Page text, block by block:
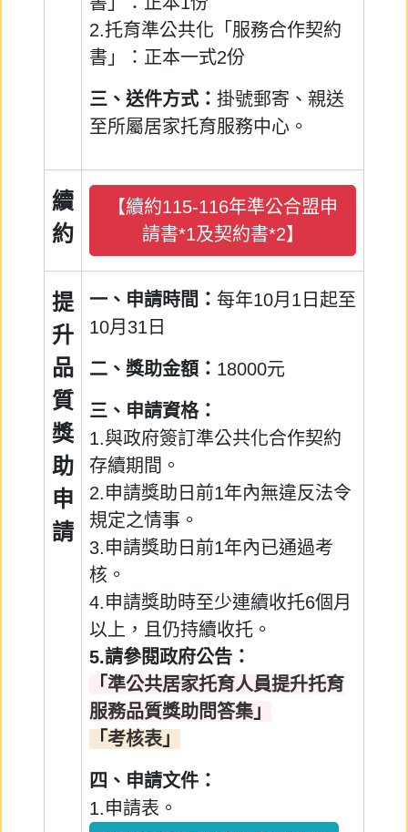
2.托育準公共化「服務合作契約
書」：正本一式2份
三、送件方式： 掛號郵寄、親送
至所屬居家托育服務中心。
續
約
【續約115-116年準公合盟申
請書*1及契約書*2】
提
升
品
質
獎
助
申
請
一、申請時間： 每年10月1日起至
10月31日
二、獎助金額： 18000元
三、申請資格：
1.與政府簽訂準公共化合作契約
存續期間。
2.申請獎助日前1年內無違反法令
規定之情事。
3.申請獎助日前1年內已通過考
核。
4.申請獎助時至少連續收托6個月
以上，且仍持續收托。
5.請參閱政府公告：
「準公共居家托育人員提升托育
服務品質獎助問答集 」
「考核表 」
四、申請文件：
1.申請表。